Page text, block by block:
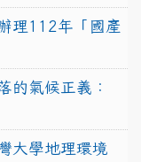
理112年「國產
的氣候正義：
大學地理環境